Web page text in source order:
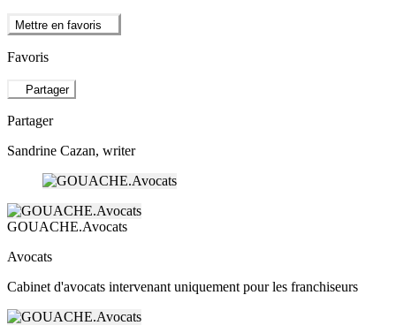
Mettre en favoris
Favoris
Partager
Partager
Sandrine Cazan, writer
GOUACHE.Avocats
Avocats
Cabinet d'avocats intervenant uniquement pour les franchiseurs